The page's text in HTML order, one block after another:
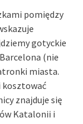
pomiędzy
gotyckie
(nie
miasta.
kosztować
znajduje się
Katalonii i